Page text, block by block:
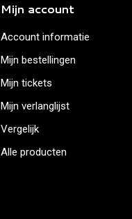
Mijn account
Account informatie
Mijn bestellingen
Mijn tickets
Mijn verlanglijst
Vergelijk
Alle producten